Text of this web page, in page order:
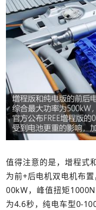
值得注意的是，增程式
为前+后电机双电机布
00kW，峰值扭矩
为4.6秒，纯电车型0-